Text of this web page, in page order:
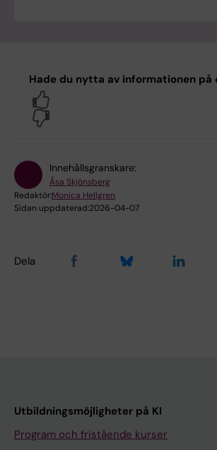
Hade du nytta av informationen på
Innehållsgranskare:
Åsa Skjönsberg
Redaktör:Monica Hellgren
Sidan uppdaterad:2026-04-07
Dela
Utbildningsmöjligheter på KI
Program och fristående kurser